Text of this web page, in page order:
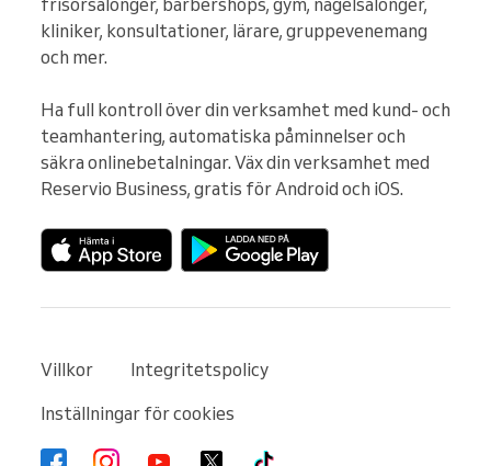
frisörsalonger, barbershops, gym, nagelsalonger,
kliniker, konsultationer, lärare, gruppevenemang
och mer.
Ha full kontroll över din verksamhet med kund- och
teamhantering, automatiska påminnelser och
säkra onlinebetalningar. Väx din verksamhet med
Reservio Business, gratis för Android och iOS.
Villkor
Integritetspolicy
Inställningar för cookies